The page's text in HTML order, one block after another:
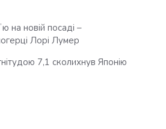
на новій посаді –
Лорі Лумер
7,1 сколихнув Японію